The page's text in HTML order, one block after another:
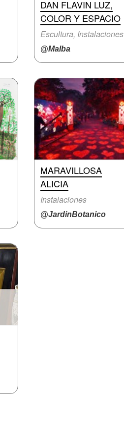
DAN FLAVIN LUZ,
COLOR Y ESPACIO
Escultura, Instalaciones
@Malba
MARAVILLOSA
ALICIA
Instalaciones
@JardinBotanico